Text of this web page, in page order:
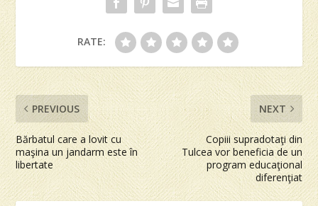
RATE:
PREVIOUS
Bărbatul care a lovit cu
maşina un jandarm este în
libertate
NEXT
Copiii supradotaţi din
Tulcea vor beneficia de un
program educaţional
diferenţiat